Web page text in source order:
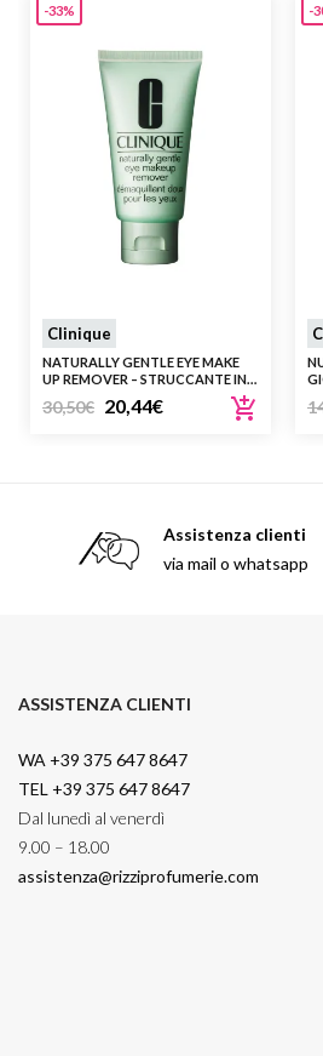
-33%
Clinique
NATURALLY GENTLE EYE MAKE
UP REMOVER – STRUCCANTE IN
30,50€ 20,44€
-
Assistenza clienti
via mail o whatsapp
ASSISTENZA CLIENTI
WA +39 375 647 8647
TEL +39 375 647 8647
Dal lunedì al venerdì
9.00 – 18.00
assistenza@rizziprofumerie.com